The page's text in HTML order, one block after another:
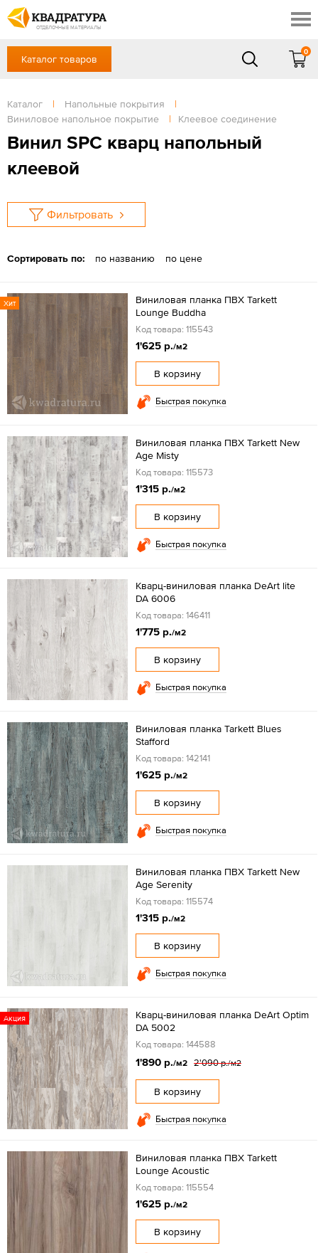
ОТДЕЛОЧНЫЕ МАТЕРИАЛЫ
Скидки
Акции
Готовые решения
Доставка и оплата
Отзывы
+7 (863) 309-13-16
Сб, Вс — выходной
ЗАКАЗАТЬ ЗВОНОК
Вход / Регистрация
Каталог товаров
0
Каталог | Напольные покрытия
|
Виниловое напольное покрытие
| Клеевое соединение
Винил SPC кварц напольный
клеевой
Фильтровать
Сортировать по: по названию по цене
Хит
Виниловая планка ПВХ Tarkett
Lounge Buddha
Код товара: 115543
1'625 р./м2
В корзину
Быстрая покупка
Виниловая планка ПВХ Tarkett New
Age Misty
Код товара: 115573
1'315 р./м2
В корзину
Быстрая покупка
Кварц-виниловая планка DeArt lite
DA 6006
Код товара: 146411
1'775 р./м2
В корзину
Быстрая покупка
Виниловая планка Tarkett Blues
Stafford
Код товара: 142141
1'625 р./м2
В корзину
Быстрая покупка
Виниловая планка ПВХ Tarkett New
Age Serenity
Код товара: 115574
1'315 р./м2
В корзину
Быстрая покупка
Акция
Кварц-виниловая планка DeArt Optim
DA 5002
Код товара: 144588
1'890 р./м2 2'090 р./м2
В корзину
Быстрая покупка
Виниловая планка ПВХ Tarkett
Lounge Acoustic
Код товара: 115554
1'625 р./м2
В корзину